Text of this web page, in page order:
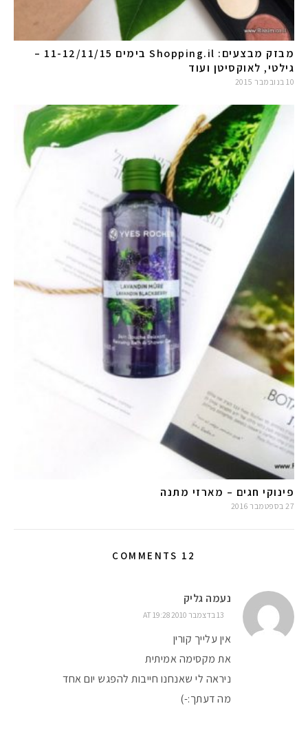
מבזק מבצעים: Shopping.il בימים 11-12/11/15 –
גילטי, לאוקסיטן ועוד
10 בנובמבר 2015
פינוקי חגים – מארזי מתנה
27 בספטמבר 2016
12 COMMENTS
נעמה גליק
13 בדצמבר 2010 AT 19:28
אין עלייך קורין
את מקסימה אמיתית
ניראה לי שאנחנו חייבות להפגש יום אחד
מה דעתך:-)